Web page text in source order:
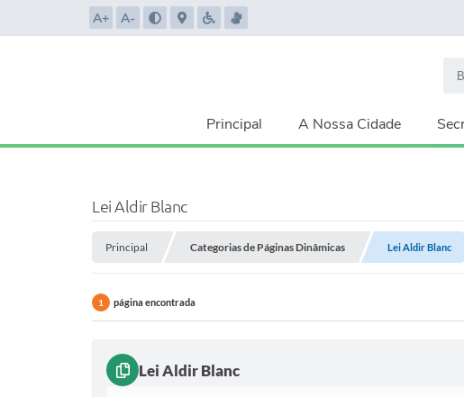
A+ A-
Principal A Nossa Cidade
Lei Aldir Blanc
Principal Categorias de Páginas Dinâmicas Lei Aldir Blanc
1 página encontrada
Lei Aldir Blanc